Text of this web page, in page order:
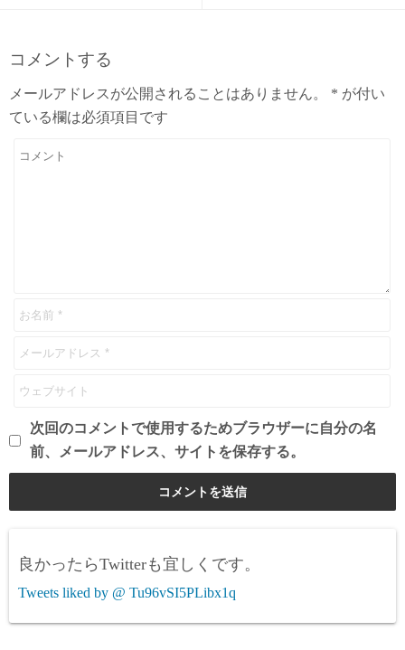
コメントする
メールアドレスが公開されることはありません。 * が付い
ている欄は必須項目です
次回のコメントで使用するためブラウザーに自分の名
前、メールアドレス、サイトを保存する。
良かったらTwitterも宜しくです。
Tweets liked by @ Tu96vSI5PLibx1q